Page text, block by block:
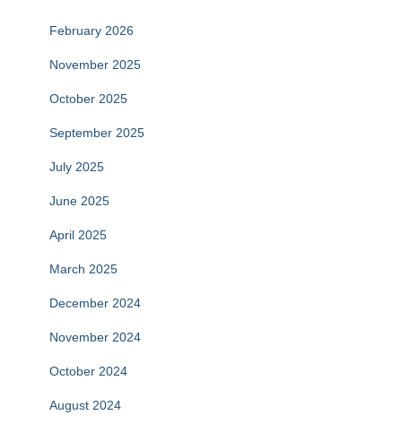
February 2026
November 2025
October 2025
September 2025
July 2025
June 2025
April 2025
March 2025
December 2024
November 2024
October 2024
August 2024